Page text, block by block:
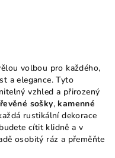
volbou pro každého,
a elegance. Tyto
vzhled a přirozený
sošky, kamenné
rustikální dekorace
cítit klidně a v
osobitý ráz a přeměňte